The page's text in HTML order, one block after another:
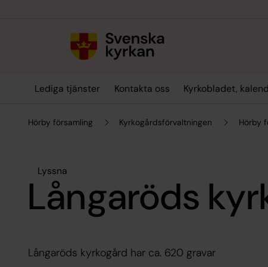
Lediga tjänster Kontakta oss Kyrkobladet,
Hörby församling Kyrkogårdsförvaltningen Hörby
Lyssna
Långaröds
Långaröds kyrkogård har ca. 620 gravar